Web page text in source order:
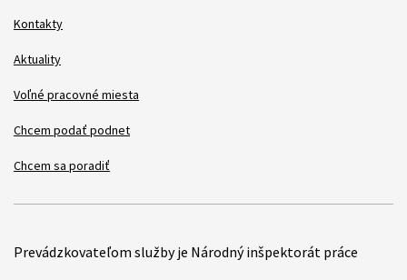
Kontakty
Aktuality
Voľné pracovné miesta
Chcem podať podnet
Chcem sa poradiť
Prevádzkovateľom služby je Národný inšpektorát práce